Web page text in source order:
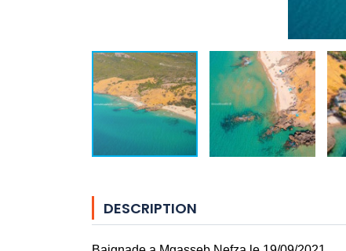
DESCRIPTION